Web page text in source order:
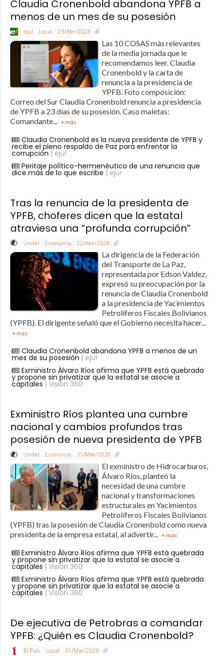
Claudia Cronenbold abandona YPFB a
menos de un mes de su posesión
eju! Local 23/Abr/2026
Las 10 COSAS más relevantes
de la media jornada que le
recomendamos leer. Claudia
Cronenbold y la carta de
renuncia a la presidencia de
YPFB. Foto composición:
Correo del Sur Claudia Cronenbold renuncia a presidencia
de YPFB a 23 días de su posesión. Caso maletas:
Comandante...
+ más
Claudia Cronenbold es la nueva presidente de YPFB y
recibe el pleno respaldo de Paz para enfrentar la
corrupción | eju!
Peritaje político-hermenéutico de una renuncia que
dice más de lo que escribe | eju!
Tras la renuncia de la presidenta de
YPFB, choferes dicen que la estatal
atraviesa una “profunda corrupción”
Unitel Economía 22/Abr/2026
La dirigencia de la Federación
del Transporte de La Paz,
representada por Edson Valdez,
expresó su preocupación por la
renuncia de Claudia Cronenbold
a la presidencia de Yacimientos
Petrolíferos Fiscales Bolivianos
(YPFB). El dirigente señaló que el Gobierno necesita hacer...
+ más
Claudia Cronenbold abandona YPFB a menos de un
mes de su posesión | eju!
Exministro Álvaro Ríos afirma que YPFB está quebrada
y propone sin privatizar que la estatal se asocie a
capitales | Visión 360
Exministro Ríos plantea una cumbre
nacional y cambios profundos tras
posesión de nueva presidenta de YPFB
Unitel Economía 31/Mar/2026
El exministro de Hidrocarburos,
Álvaro Ríos, planteó la
necesidad de una cumbre
nacional y transformaciones
estructurales en Yacimientos
Petrolíferos Fiscales Bolivianos
(YPFB) tras la posesión de Claudia Cronenbold como nueva
presidenta de la empresa estatal, al advertir... + más
Exministro Álvaro Ríos afirma que YPFB está quebrada
y propone sin privatizar que la estatal se asocie a
capitales | Visión 360
Exministro Álvaro Ríos afirma que YPFB está quebrada
y propone sin privatizar que la estatal se asocie a
capitales | Visión 360
De ejecutiva de Petrobras a comandar
YPFB: ¿Quién es Claudia Cronenbold?
El País Local 31/Mar/2026